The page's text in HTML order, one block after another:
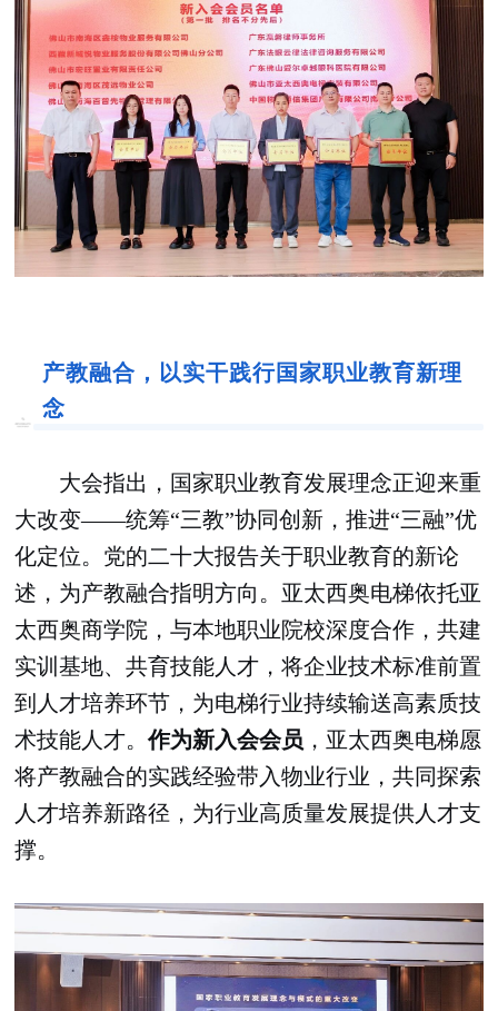
产教融合，以实干践行国家职业教育新理
念
大会指出，国家职业教育发展理念正迎来重
大改变——统筹“三教”协同创新，推进“三融”优
化定位。党的二十大报告关于职业教育的新论
述，为产教融合指明方向。亚太西奥电梯依托亚
太西奥商学院，与本地职业院校深度合作，共建
实训基地、共育技能人才，将企业技术标准前置
到人才培养环节，为电梯行业持续输送高素质技
术技能人才。作为新入会会员 ，亚太西奥电梯愿
将产教融合的实践经验带入物业行业，共同探索
人才培养新路径，为行业高质量发展提供人才支
撑。